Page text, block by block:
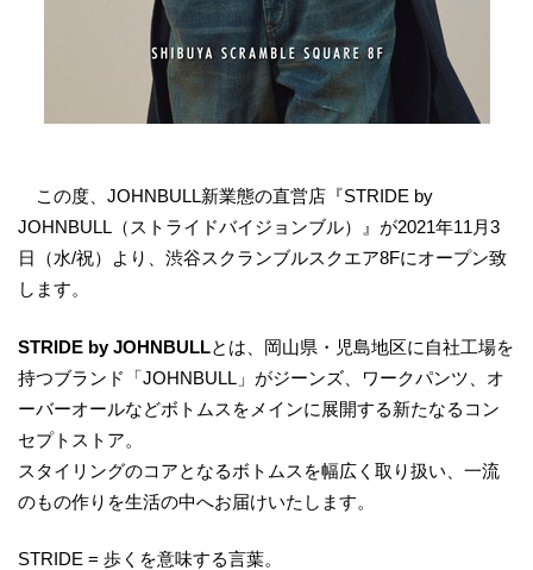
この度、JOHNBULL新業態の直営店『STRIDE by
JOHNBULL（ストライドバイジョンブル）』が2021年11月3
日（水/祝）より、渋谷スクランブルスクエア8Fにオープン致
します。
STRIDE by JOHNBULLとは、岡山県・児島地区に自社工場を
持つブランド「JOHNBULL」がジーンズ、ワークパンツ、オ
ーバーオールなどボトムスをメインに展開する新たなるコン
セプトストア。
スタイリングのコアとなるボトムスを幅広く取り扱い、一流
のもの作りを生活の中へお届けいたします。
STRIDE = 歩くを意味する言葉。